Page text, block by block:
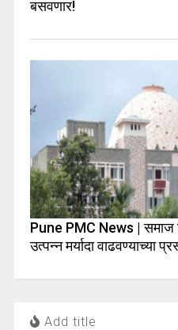
बसवणार!
Pune PMC News | समाज
उत्पन्न मर्यादा वाढवण्याच्या
Add title